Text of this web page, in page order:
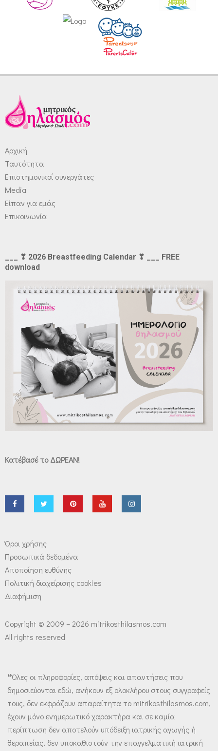
Αρχική
Ταυτότητα
Επιστημονικοί συνεργάτες
Media
Είπαν για εμάς
Επικοινωνία
___ ❣ 2026 Breastfeeding Calendar ❣ ___ FREE
download
Κατέβασέ το ΔΩΡΕΑΝ!
Όροι χρήσης
Προσωπικά δεδομένα
Αποποίηση ευθύνης
Πολιτική διαχείρισης cookies
Διαφήμιση
Copyright © 2009 – 2026 mitrikosthilasmos.com
All rights reserved
❝Όλες οι πληροφορίες, απόψεις και απαντήσεις που
δημοσιεύονται εδώ, ανήκουν εξ ολοκλήρου στους συγγραφείς
τους, δεν εκφράζουν απαραίτητα το mitrikosthilasmos.com,
έχουν μόνο ενημερωτικό χαρακτήρα και σε καμία
περίπτωση δεν αποτελούν υπόδειξη ιατρικής αγωγής ή
θεραπείας, δεν υποκαθιστούν την επαγγελματική ιατρική